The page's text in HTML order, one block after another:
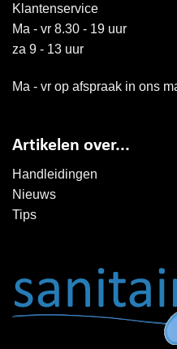
Klantenservice
Ma - vr 8.30 - 19 uur
za 9 - 13 uur
Ma - vr op afspraak in ons
Artikelen over...
Handleidingen
Nieuws
Tips